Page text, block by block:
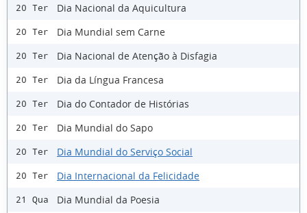
20 Ter Dia Nacional da Aquicultura
20 Ter Dia Mundial sem Carne
20 Ter Dia Nacional de Atenção à Disfagia
20 Ter Dia da Língua Francesa
20 Ter Dia do Contador de Histórias
20 Ter Dia Mundial do Sapo
20 Ter Dia Mundial do Serviço Social
20 Ter Dia Internacional da Felicidade
21 Qua Dia Mundial da Poesia